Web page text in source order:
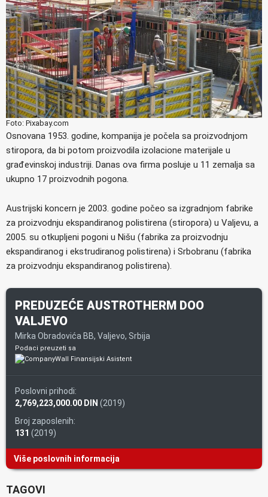
Foto: Pixabay.com
Osnovana 1953. godine, kompanija je počela sa proizvodnjom
stiropora, da bi potom proizvodila izolacione materijale u
građevinskoj industriji. Danas ova firma posluje u 11 zemalja sa
ukupno 17 proizvodnih pogona.
Austrijski koncern je 2003. godine počeo sa izgradnjom fabrike
za proizvodnju ekspandiranog polistirena (stiropora) u Valjevu, a
2005. su otkupljeni pogoni u Nišu (fabrika za proizvodnju
ekspandiranog i ekstrudiranog polistirena) i Srbobranu (fabrika
za proizvodnju ekspandiranog polistirena).
PREDUZEĆE AUSTROTHERM DOO
VALJEVO
Mirka Obradovića BB, Valjevo, Srbija
Podaci preuzeti sa
Poslovni prihodi:
2,769,223,000.00 DIN (2019)
Broj zaposlenih:
131 (2019)
Više poslovnih informacija
TAGOVI